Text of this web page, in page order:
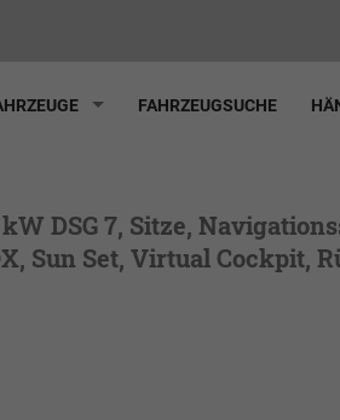
FAHRZEUGSUCHE
kW DSG 7, Sitze,
Sun Set, Virtual Cockpit,